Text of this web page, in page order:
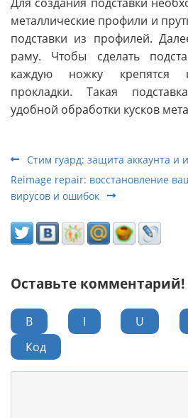
металлические профили и
подставки из профилей.
раму. Чтобы сделать
каждую ножку крепятся
прокладки. Такая
удобной обработки кусков
Стим гуард: защита аккаунта и
Reimage repair: восстановление
вирусов и ошибок
Оставьте комментарий!
B I U
Код